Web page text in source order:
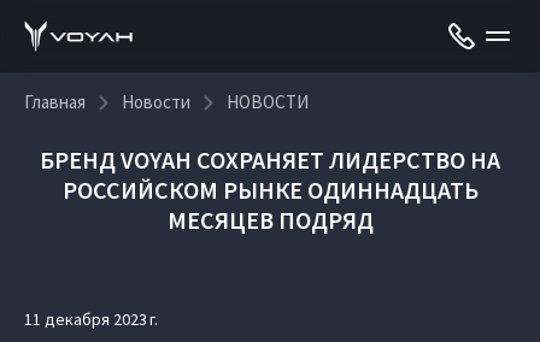
Главная Новости НОВОСТИ
БРЕНД VOYAH СОХРАНЯЕТ ЛИДЕРСТВО НА
РОССИЙСКОМ РЫНКЕ ОДИННАДЦАТЬ
МЕСЯЦЕВ ПОДРЯД
11 декабря 2023 г.